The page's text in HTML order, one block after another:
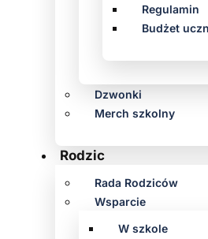
Regulamin
Budżet
Dzwonki
Merch szkolny
Rodzic
Rada Rodziców
Wsparcie
W szkole